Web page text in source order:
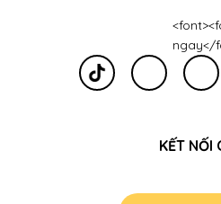
KẾT NỐI
ngay</